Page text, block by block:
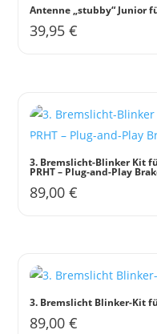
Antenne „stubby“ Junior
39,95€
3. Bremslicht-Blinker Kit
PRHT – Plug-and-Play
89,00€
3. Bremslicht Blinker-Kit
89,00€